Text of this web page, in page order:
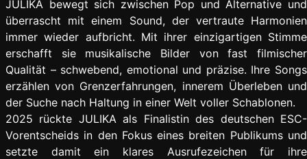
JULIKA bewegt sich zwischen Pop und Alternative und
überrascht mit einem Sound, der vertraute Harmonien
immer wieder aufbricht. Mit ihrer einzigartigen Stimme
erschafft sie musikalische Bilder von fast filmischer
Qualität – schwebend, emotional und präzise. Ihre Songs
erzählen von Grenzerfahrungen, innerem Überleben und
der Suche nach Haltung in einer Welt voller Schablonen.
2025 rückte JULIKA als Finalistin des deutschen ESC-
Vorentscheids in den Fokus eines breiten Publikums und
setzte damit ein klares Ausrufezeichen für ihre